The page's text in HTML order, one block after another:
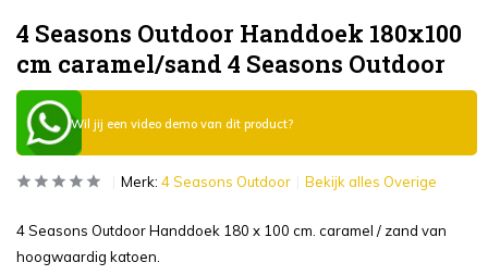
4 Seasons Outdoor Handdoek 180x100
cm caramel/sand 4 Seasons Outdoor
Wil jij een video demo van dit product?
Merk: 4 Seasons Outdoor Bekijk alles Overige
4 Seasons Outdoor Handdoek 180 x 100 cm. caramel / zand van
hoogwaardig katoen.